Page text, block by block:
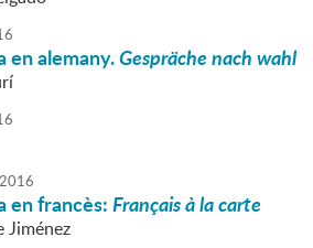
en alemany.Gespräche nach wahl
2016
en francès:Français à la carte
Jiménez